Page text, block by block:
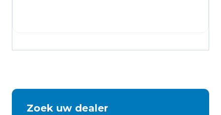
Zoek uw dealer